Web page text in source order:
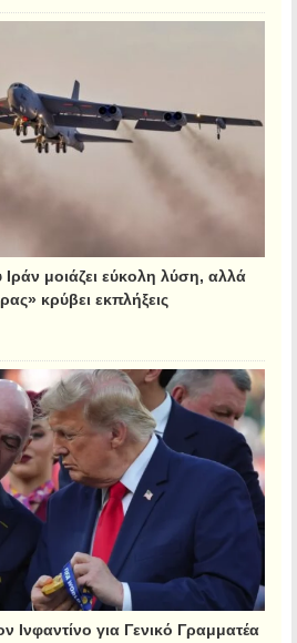
μοιάζει εύκολη λύση, αλλά
κρύβει εκπλήξεις
Ινφαντίνο για Γενικό Γραμματέα